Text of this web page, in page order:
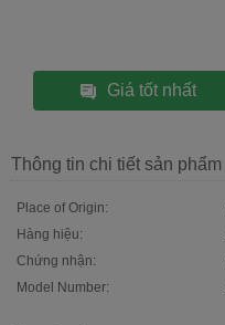
Giá tốt nhất
Thông tin chi tiết sản phẩm
Place of Origin:
Hàng hiệu:
Chứng nhận:
Model Number: